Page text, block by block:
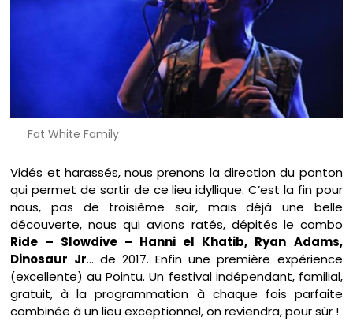
Fat White Family
Vidés et harassés, nous prenons la direction du ponton
qui permet de sortir de ce lieu idyllique. C’est la fin pour
nous, pas de troisième soir, mais déjà une belle
découverte, nous qui avions ratés, dépités le combo
Ride – Slowdive – Hanni el Khatib, Ryan Adams,
Dinosaur Jr… de 2017. Enfin une première expérience
(excellente) au Pointu. Un festival indépendant, familial,
gratuit, à la programmation à chaque fois parfaite
combinée à un lieu exceptionnel, on reviendra, pour sûr !